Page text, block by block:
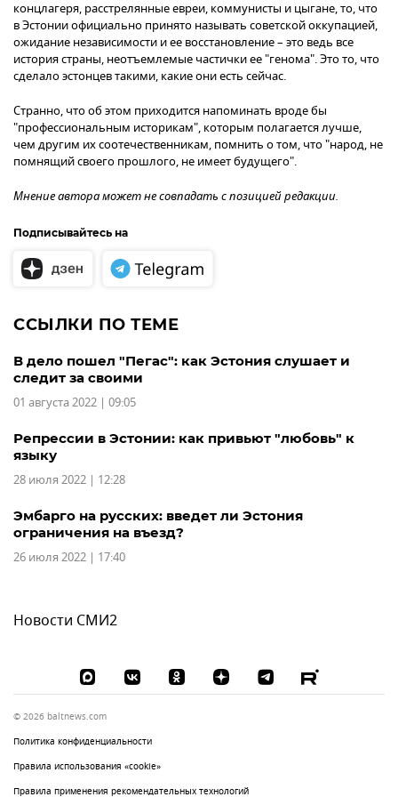
концлагеря, расстрелянные евреи, коммунисты и цыгане, то, что
в Эстонии официально принято называть советской оккупацией,
ожидание независимости и ее восстановление – это ведь все
история страны, неотъемлемые частички ее "генома". Это то, что
сделало эстонцев такими, какие они есть сейчас.
Странно, что об этом приходится напоминать вроде бы
"профессиональным историкам", которым полагается лучше,
чем другим их соотечественникам, помнить о том, что "народ, не
помнящий своего прошлого, не имеет будущего".
Мнение автора может не совпадать с позицией редакции.
Подписывайтесь на
ССЫЛКИ ПО ТЕМЕ
В дело пошел "Пегас": как Эстония слушает и
следит за своими
01 августа 2022 | 09:05
Репрессии в Эстонии: как привьют "любовь" к
языку
28 июля 2022 | 12:28
Эмбарго на русских: введет ли Эстония
ограничения на въезд?
26 июля 2022 | 17:40
Новости СМИ2
© 2026 baltnews.com
Политика конфиденциальности
Правила использования «cookie»
Правила применения рекомендательных технологий